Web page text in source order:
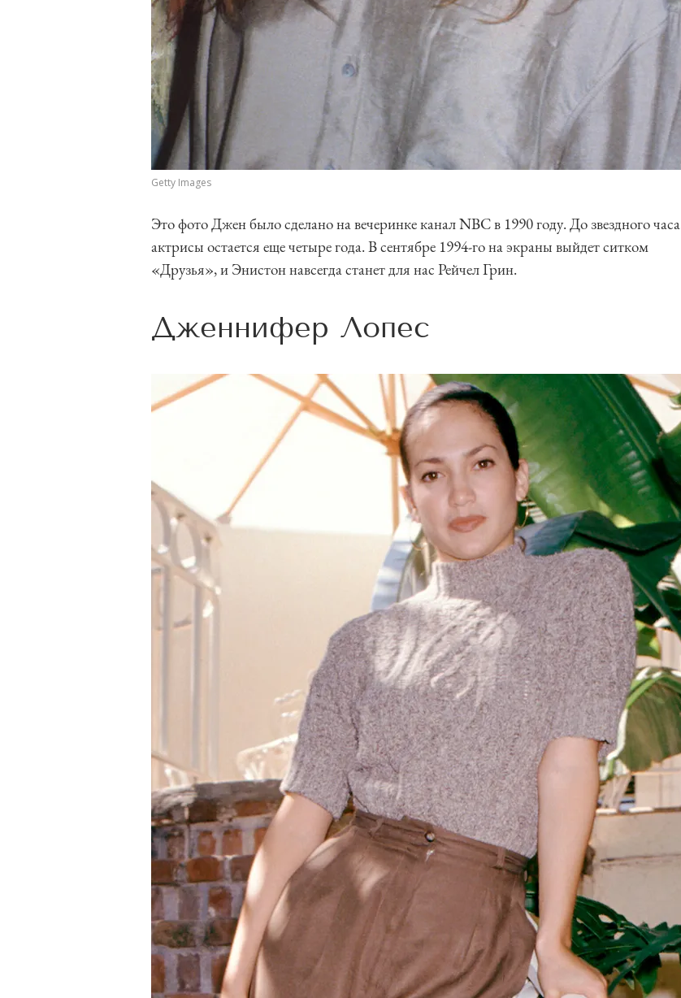
Getty Images
Это фото Джен было сделано на вечеринке канал NBC в 1990 году. До звездного часа
актрисы остается еще четыре года. В сентябре 1994-го на экраны выйдет ситком
«Друзья», и Энистон навсегда станет для нас Рейчел Грин.
Дженнифер Лопес